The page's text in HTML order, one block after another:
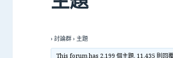
› 討論群› 主題
This forum has 2,199 個主題, 11,435 則回